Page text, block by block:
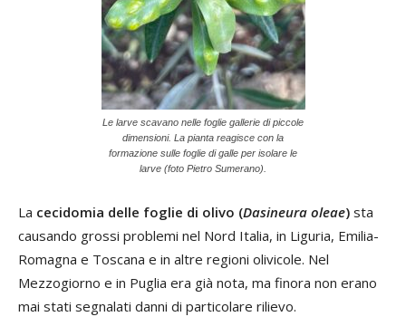
Le larve scavano nelle foglie gallerie di piccole
dimensioni. La pianta reagisce con la
formazione sulle foglie di galle per isolare le
larve (foto Pietro Sumerano).
La cecidomia delle foglie di olivo (Dasineura oleae) sta
causando grossi problemi nel Nord Italia, in Liguria, Emilia-
Romagna e Toscana e in altre regioni olivicole. Nel
Mezzogiorno e in Puglia era già nota, ma finora non erano
mai stati segnalati danni di particolare rilievo.